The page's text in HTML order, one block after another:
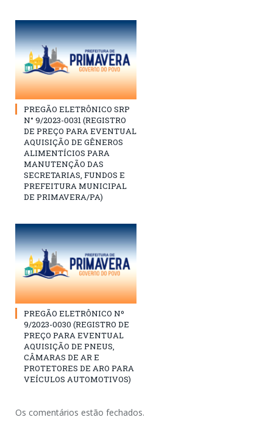
PREGÃO ELETRÔNICO SRP
N° 9/2023-0031 (REGISTRO
DE PREÇO PARA EVENTUAL
AQUISIÇÃO DE GÊNEROS
ALIMENTÍCIOS PARA
MANUTENÇÃO DAS
SECRETARIAS, FUNDOS E
PREFEITURA MUNICIPAL
DE PRIMAVERA/PA)
PREGÃO ELETRÔNICO Nº
9/2023-0030 (REGISTRO DE
PREÇO PARA EVENTUAL
AQUISIÇÃO DE PNEUS,
CÂMARAS DE AR E
PROTETORES DE ARO PARA
VEÍCULOS AUTOMOTIVOS)
Os comentários estão fechados.